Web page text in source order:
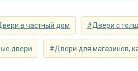
Отделка
элементами (цвет на выбор)
в частный дом #Двери с
двери #Двери для магазинов,